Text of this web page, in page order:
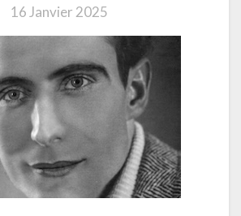
l’aube »
pages
16 Janvier 2025